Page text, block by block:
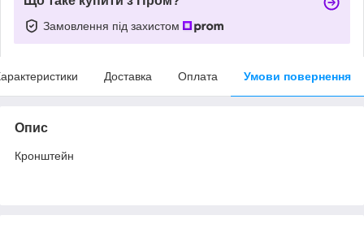
Замовлення під захистом
Доставка Оплата Умови повернення
Опис
Кронштейн